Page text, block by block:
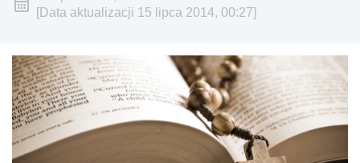
[Data aktualizacji 15 lipca 2014, 00:27]